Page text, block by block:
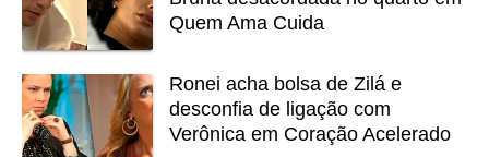
Quem Ama Cuida
Ronei acha bolsa de Zilá e
desconfia de ligação com
Verônica em Coração Acelerado